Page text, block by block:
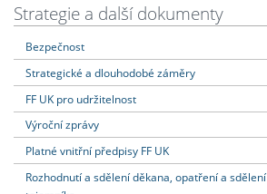
Dozvědět se více
Podat přihlášku
Dozvědět se více
Dozvědět se více
Dozvědět se více
Strategie a další dokumenty
Bezpečnost
Strategické a dlouhodobé záměry
FF UK pro udržitelnost
Výroční zprávy
Platné vnitřní předpisy FF UK
Rozhodnutí a sdělení děkana, opatření a sdělení